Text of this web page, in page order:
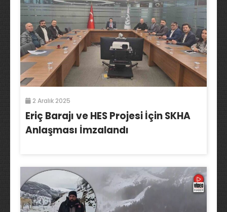
2 Aralık 2025
Eriç Barajı ve HES Projesi İçin SKHA
Anlaşması İmzalandı